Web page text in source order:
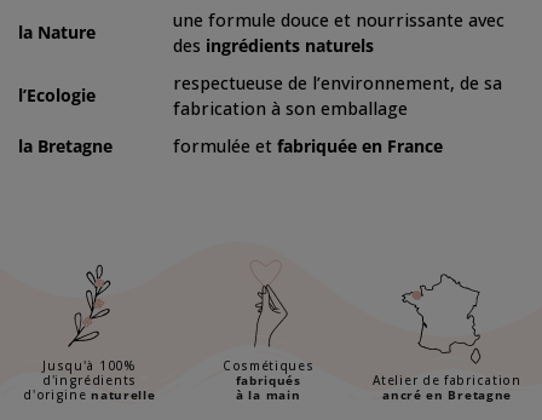
la Nature
une formule douce et nourrissante avec
des ingrédients naturels
l’Ecologie
respectueuse de l’environnement, de sa
fabrication à son emballage
la Bretagne
formulée et fabriquée en France
Jusqu'à 100%
d'ingrédients
d'originenaturelle
Cosmétiques
fabriqués
à la main
Atelier de fabrication
ancré en Bretagne